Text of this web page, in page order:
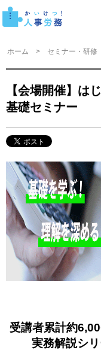
ホーム セミナー・研修
【会場開催】は
基礎セミナー
受講者累計約
実務解説シ